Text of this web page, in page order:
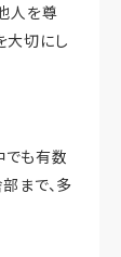
人を尊
大切にし
でも有数
まで、多